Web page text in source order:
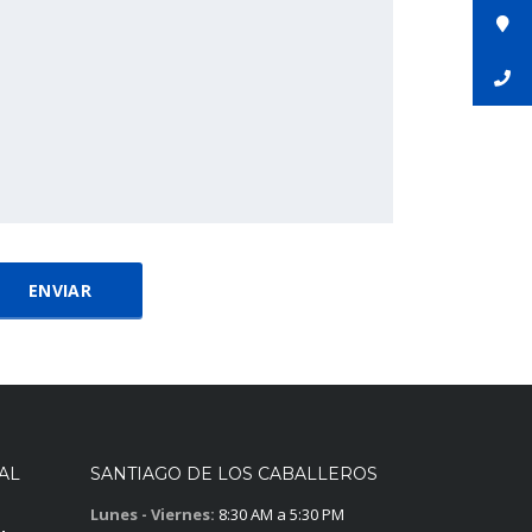
SANTIAGO DE LOS CABALLEROS
Lunes - Viernes: 8:30 AM a 5:30 PM